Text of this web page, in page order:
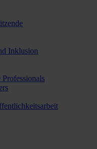
Inklusion